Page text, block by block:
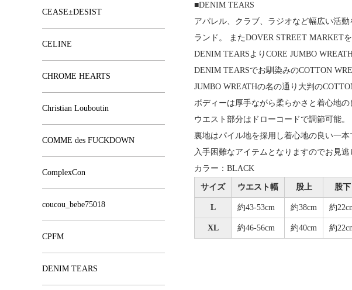
■DENIM TEARS
アパレル、クラブ、ラジオなど幅広い活動
ランド。 またDOVER STREET MARKET
DENIM TEARSよりCORE JUMBO
DENIM TEARSでお馴染みのCOTTON
JUMBO WREATHの名の通り大判の
ボディーは厚手ながら柔らかさと着心地の
ウエスト部分はドローコードで調節可能。
裏地はパイル地を採用し着心地の良い一本
入手困難なアイテムとなりますのでお見逃
カラー：BLACK
サイズ ウエスト幅 股上 股下
L 約43-53cm 約38cm 約
XL 約46-56cm 約40cm 約
CEASE±DESIST
CELINE
CHROME HEARTS
Christian Louboutin
COMME des FUCKDOWN
ComplexCon
coucou_bebe75018
CPFM
DENIM TEARS